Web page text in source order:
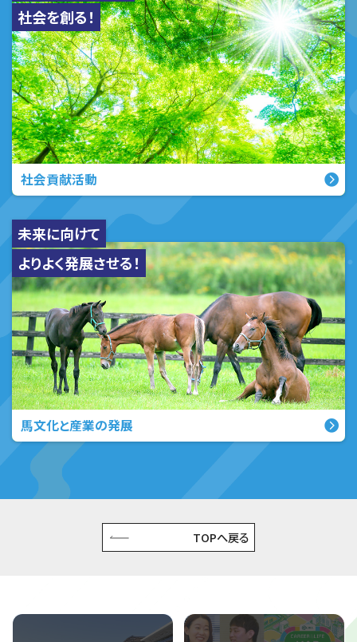
社会を創る！
社会貢献活動
未来に向けて
よりよく発展させる！
馬文化と産業の発展
TOPへ戻る